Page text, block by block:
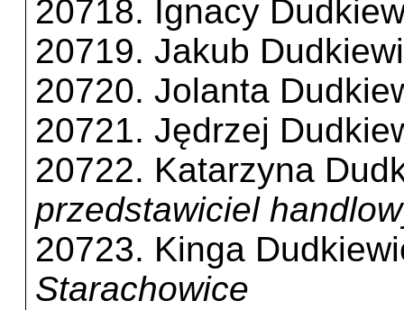
20718. Ignacy
20719. Jakub
20720. Jolanta
20721. Jędrzej
20722. Katarzyna
przedstawiciel
20723. Kinga
Starachowice